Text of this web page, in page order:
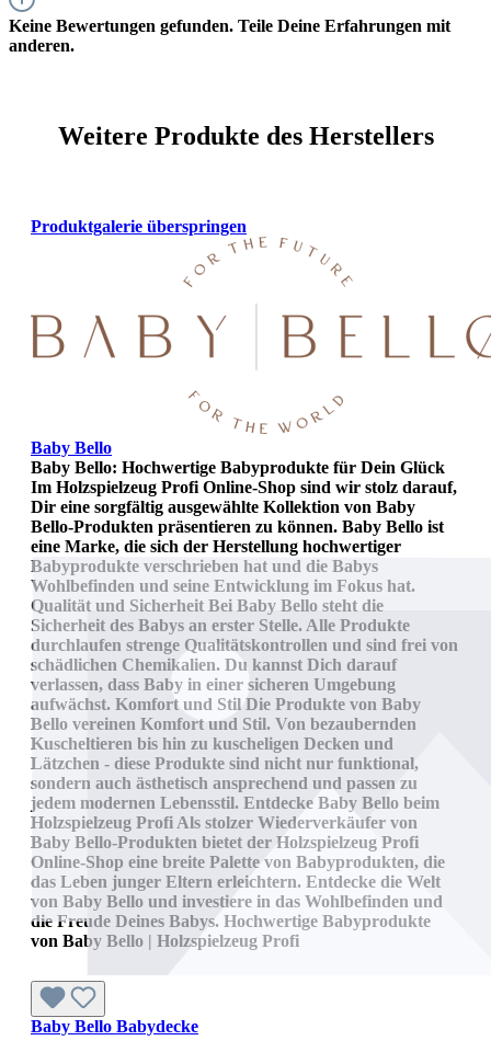
Keine Bewertungen gefunden. Teile Deine Erfahrungen mit
anderen.
Weitere Produkte des Herstellers
Produktgalerie überspringen
Baby Bello
Baby Bello: Hochwertige Babyprodukte für Dein Glück
Im Holzspielzeug Profi Online-Shop sind wir stolz darauf,
Dir eine sorgfältig ausgewählte Kollektion von Baby
Bello-Produkten präsentieren zu können. Baby Bello ist
eine Marke, die sich der Herstellung hochwertiger
Babyprodukte verschrieben hat und die Babys
Wohlbefinden und seine Entwicklung im Fokus hat.
Qualität und Sicherheit Bei Baby Bello steht die
Sicherheit des Babys an erster Stelle. Alle Produkte
durchlaufen strenge Qualitätskontrollen und sind frei von
schädlichen Chemikalien. Du kannst Dich darauf
verlassen, dass Baby in einer sicheren Umgebung
aufwächst. Komfort und Stil Die Produkte von Baby
Bello vereinen Komfort und Stil. Von bezaubernden
Kuscheltieren bis hin zu kuscheligen Decken und
Lätzchen - diese Produkte sind nicht nur funktional,
sondern auch ästhetisch ansprechend und passen zu
jedem modernen Lebensstil. Entdecke Baby Bello beim
Holzspielzeug Profi Als stolzer Wiederverkäufer von
Baby Bello-Produkten bietet der Holzspielzeug Profi
Online-Shop eine breite Palette von Babyprodukten, die
das Leben junger Eltern erleichtern. Entdecke die Welt
von Baby Bello und investiere in das Wohlbefinden und
die Freude Deines Babys. Hochwertige Babyprodukte
von Baby Bello | Holzspielzeug Profi
Baby Bello Babydecke